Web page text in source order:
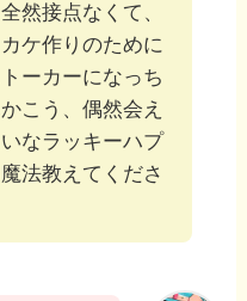
然接点なくて、
ケ作りのために
ーカーになっち
こう、偶然会え
なラッキーハプ
法教えてくださ